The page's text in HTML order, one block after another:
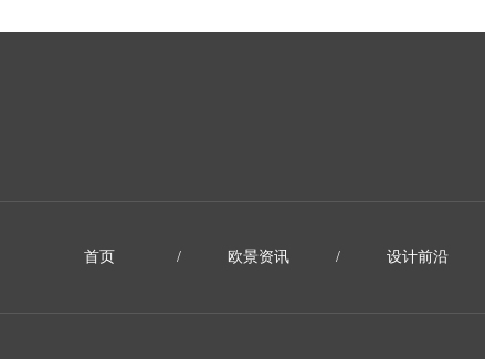
首页 / 欧景资讯 / 设计前沿